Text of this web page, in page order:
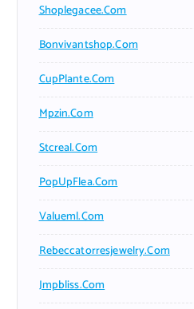
Shoplegacee.com
Bonvivantshop.com
CupPlante.com
Mpzin.com
Stcreal.com
PopUpFlea.com
Valueml.com
Rebeccatorresjewelry.com
Jmpbliss.com